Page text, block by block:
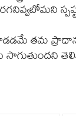
తమ
సాగుతుందని